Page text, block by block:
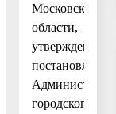
Московской
области,
утвержденным
постановлением
Администрации
городского